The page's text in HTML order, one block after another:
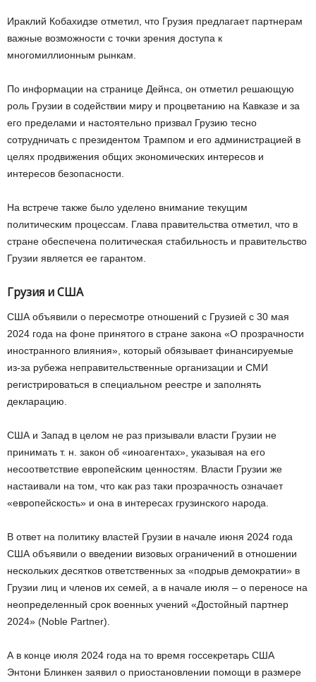
Ираклий Кобахидзе отметил, что Грузия предлагает партнерам
важные возможности с точки зрения доступа к
многомиллионным рынкам.
По информации на странице Дейнса, он отметил решающую
роль Грузии в содействии миру и процветанию на Кавказе и за
его пределами и настоятельно призвал Грузию тесно
сотрудничать с президентом Трампом и его администрацией в
целях продвижения общих экономических интересов и
интересов безопасности.
На встрече также было уделено внимание текущим
политическим процессам. Глава правительства отметил, что в
стране обеспечена политическая стабильность и правительство
Грузии является ее гарантом.
Грузия и США
США объявили о пересмотре отношений с Грузией с 30 мая
2024 года на фоне принятого в стране закона «О прозрачности
иностранного влияния», который обязывает финансируемые
из-за рубежа неправительственные организации и СМИ
регистрироваться в специальном реестре и заполнять
декларацию.
США и Запад в целом не раз призывали власти Грузии не
принимать т. н. закон об «иноагентах», указывая на его
несоответствие европейским ценностям. Власти Грузии же
настаивали на том, что как раз таки прозрачность означает
«европейскость» и она в интересах грузинского народа.
В ответ на политику властей Грузии в начале июня 2024 года
США объявили о введении визовых ограничений в отношении
нескольких десятков ответственных за «подрыв демократии» в
Грузии лиц и членов их семей, а в начале июля – о переносе на
неопределенный срок военных учений «Достойный партнер
2024» (Noble Partner).
А в конце июля 2024 года на то время госсекретарь США
Энтони Блинкен заявил о приостановлении помощи в размере